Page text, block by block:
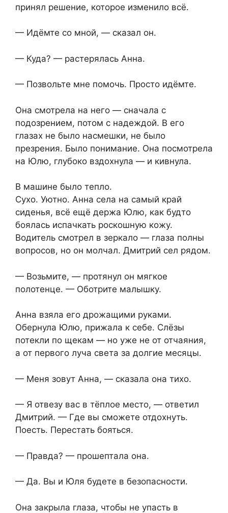
принял решение, которое изменило всё.
— Идёмте со мной, — сказал он.
— Куда? — растерялась Анна.
— Позвольте мне помочь. Просто идёмте.
Она смотрела на него — сначала с
подозрением, потом с надеждой. В его
глазах не было насмешки, не было
презрения. Было понимание. Она посмотрела
на Юлю, глубоко вздохнула — и кивнула.
В машине было тепло.
Сухо. Уютно. Анна села на самый край
сиденья, всё ещё держа Юлю, как будто
боялась испачкать роскошную кожу.
Водитель смотрел в зеркало — глаза полны
вопросов, но он молчал. Дмитрий сел рядом.
— Возьмите, — протянул он мягкое
полотенце. — Оботрите малышку.
Анна взяла его дрожащими руками.
Обернула Юлю, прижала к себе. Слёзы
потекли по щекам — но уже не от отчаяния,
а от первого луча света за долгие месяцы.
— Меня зовут Анна, — сказала она тихо.
— Я отвезу вас в тёплое место, — ответил
Дмитрий. — Где вы сможете отдохнуть.
Поесть. Перестать бояться.
— Правда? — прошептала она.
— Да. Вы и Юля будете в безопасности.
Она закрыла глаза, чтобы не упасть в